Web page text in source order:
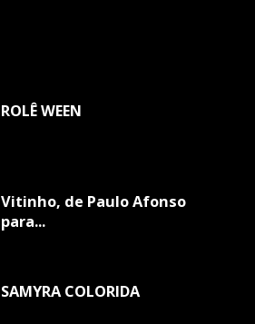
ROLÊ WEEN
Vitinho, de Paulo Afonso
para...
SAMYRA COLORIDA